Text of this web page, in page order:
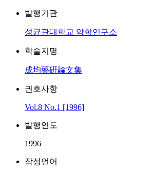
발행기관
성균관대학교 약학연구소
학술지명
成均藥硏論文集
권호사항
Vol.8 No.1 [1996]
발행연도
1996
작성언어